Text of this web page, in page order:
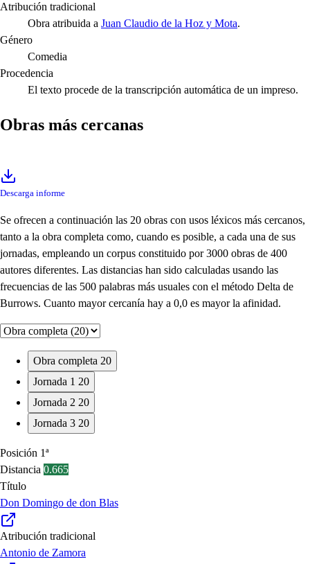
Atribución tradicional
Obra atribuida a Juan Claudio de la Hoz y Mota.
Género
Comedia
Procedencia
El texto procede de la transcripción automática de un impreso.
Obras más cercanas
Descarga informe
Se ofrecen a continuación las 20 obras con usos léxicos más cercanos,
tanto a la obra completa como, cuando es posible, a cada una de sus
jornadas, empleando un corpus constituido por 3000 obras de 400
autores diferentes. Las distancias han sido calculadas usando las
frecuencias de las 500 palabras más usuales con el método Delta de
Burrows. Cuanto mayor cercanía hay a 0,0 es mayor la afinidad.
Obra completa 20
Jornada 1 20
Jornada 2 20
Jornada 3 20
Posición 1ª
Distancia 0.665
Título
Don Domingo de don Blas
Atribución tradicional
Antonio de Zamora